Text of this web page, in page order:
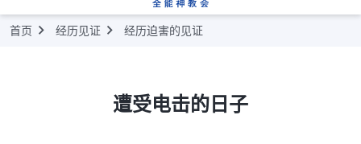
首页 经历见证 经历迫害的见证
遭受电击的日子